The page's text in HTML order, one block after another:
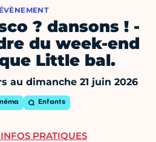
ÉVÈNEMENT
? dansons ! -
du week-end
Little bal.
au dimanche 21 juin 2026
Enfants
PRATIQUES